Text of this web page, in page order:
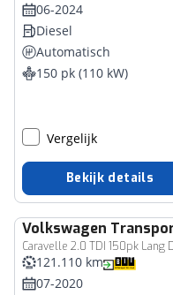
06-2024
Diesel
Automatisch
150 pk (110 kW)
Vergelijk
Bekijk details
Volkswagen
Caravelle 2.0 TDI 150pk Lang
Bedrijfswagen
121.110 km
07-2020